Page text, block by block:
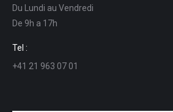
in
new
window
in
new
in
in
Du Lundi au Vendredi
De 9h a 17h
Tel :
+41 21 963 07 01